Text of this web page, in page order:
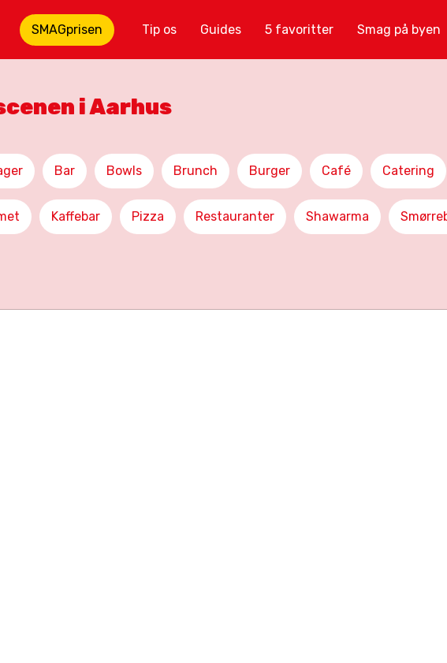
SMAGprisen Tip os Guides 5 favoritter Smag på byen
i Aarhus
Bar Bowls Brunch Burger Café Catering
Kaffebar Pizza Restauranter Shawarma